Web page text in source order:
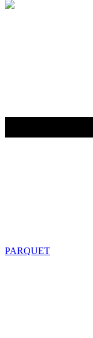
PARQUET